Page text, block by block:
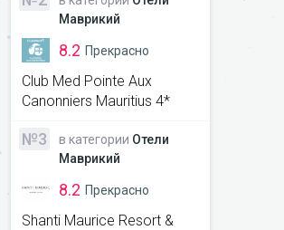
Маврикий
8.2 Прекрасно
Club Med Pointe Aux
Canonniers Mauritius 4*
№3 в категории Отели
Маврикий
8.2 Прекрасно
Shanti Maurice Resort &